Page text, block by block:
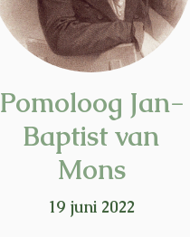
Pomoloog Jan-
Baptist van
Mons
19 juni 2022